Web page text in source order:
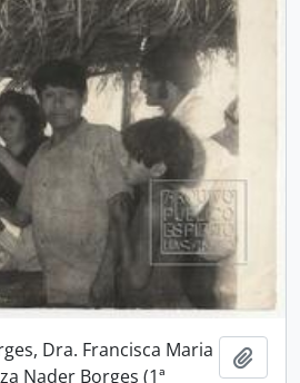
Dra. Francisca Maria
Nader Borges (1ª